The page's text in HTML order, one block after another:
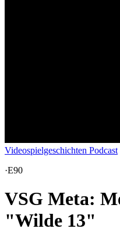
Videospielgeschichten Podcast
·E90
VSG Meta:
"Wilde 13"